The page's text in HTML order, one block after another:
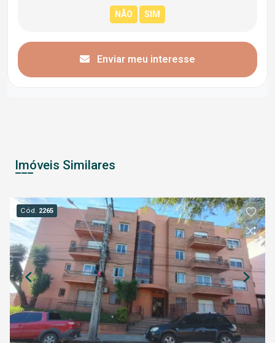
Enviar meu interesse
Imóveis Similares
Cód. 2265